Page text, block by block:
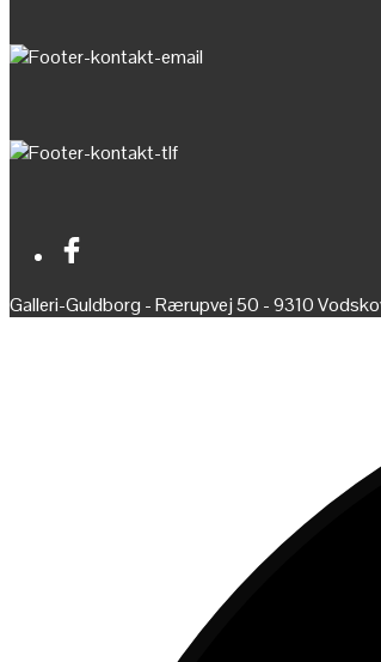
Galleri-Guldborg - Rærupvej 50 - 9310